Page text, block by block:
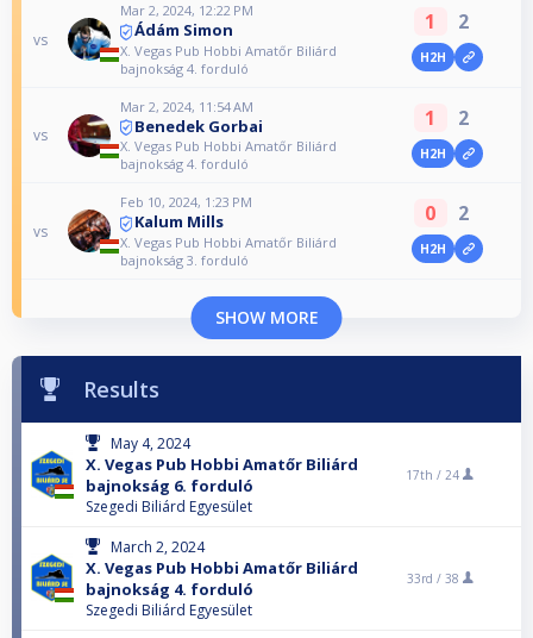
vs
Mar 2, 2024, 12:22 PM
Ádám Simon
X. Vegas Pub Hobbi Amatőr Biliárd
bajnokság 4. forduló
1 2
H2H
vs
Mar 2, 2024, 11:54 AM
Benedek Gorbai
X. Vegas Pub Hobbi Amatőr Biliárd
bajnokság 4. forduló
1 2
H2H
vs
Feb 10, 2024, 1:23 PM
Kalum Mills
X. Vegas Pub Hobbi Amatőr Biliárd
bajnokság 3. forduló
0 2
H2H
SHOW MORE
Results
May 4, 2024
X. Vegas Pub Hobbi Amatőr Biliárd
bajnokság 6. forduló
Szegedi Biliárd Egyesület
17th / 24
March 2, 2024
X. Vegas Pub Hobbi Amatőr Biliárd
bajnokság 4. forduló
Szegedi Biliárd Egyesület
33rd / 38